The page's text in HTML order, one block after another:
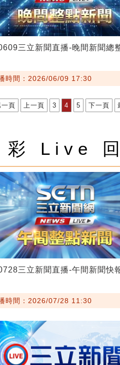
三立新聞直播-晚間新聞總
時間：2026/06/09 17:30
一頁 上一頁 3 4 5 下一頁
彩 Live
三立新聞直播-午間新聞快
時間：2026/07/28 11:30